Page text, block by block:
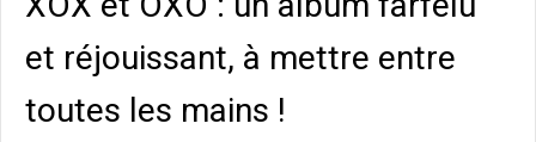
et réjouissant, à mettre entre
toutes les mains !